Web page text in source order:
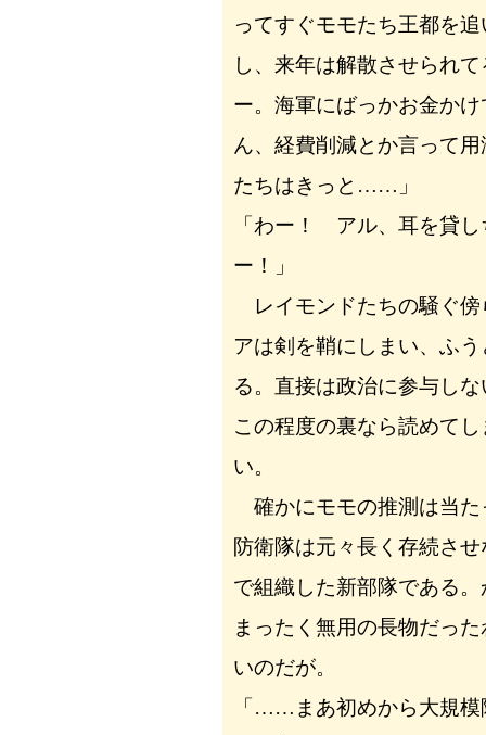
ってすぐモモたち王都を
し、来年は解散させられ
ー。海軍にばっかお金か
ん、経費削減とか言って
たちはきっと……」
「わー！ アル、耳を貸し
ー！」
レイモンドたちの騒ぐ傍
アは剣を鞘にしまい、ふ
る。直接は政治に参与し
この程度の裏なら読めて
い。
確かにモモの推測は当た
防衛隊は元々長く存続さ
で組織した新部隊である
まったく無用の長物だっ
いのだが。
「……まあ初めから大規模